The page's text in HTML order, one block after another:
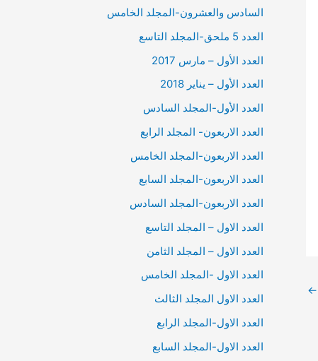
←
السادس والعشرون-المجلد الخامس
العدد 5 ملحق-المجلد التاسع
العدد الأول – مارس 2017
العدد الأول – يناير 2018
العدد الأول-المجلد السادس
العدد الاربعون- المجلد الرابع
العدد الاربعون-المجلد الخامس
العدد الاربعون-المجلد السابع
العدد الاربعون-المجلد السادس
العدد الاول – المجلد التاسع
العدد الاول – المجلد الثامن
العدد الاول -المجلد الخامس
العدد الاول المجلد الثالث
العدد الاول-المجلد الرابع
العدد الاول-المجلد السابع